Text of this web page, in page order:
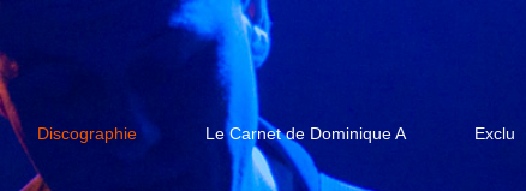
Discographie Le Carnet de Dominique A Exclu